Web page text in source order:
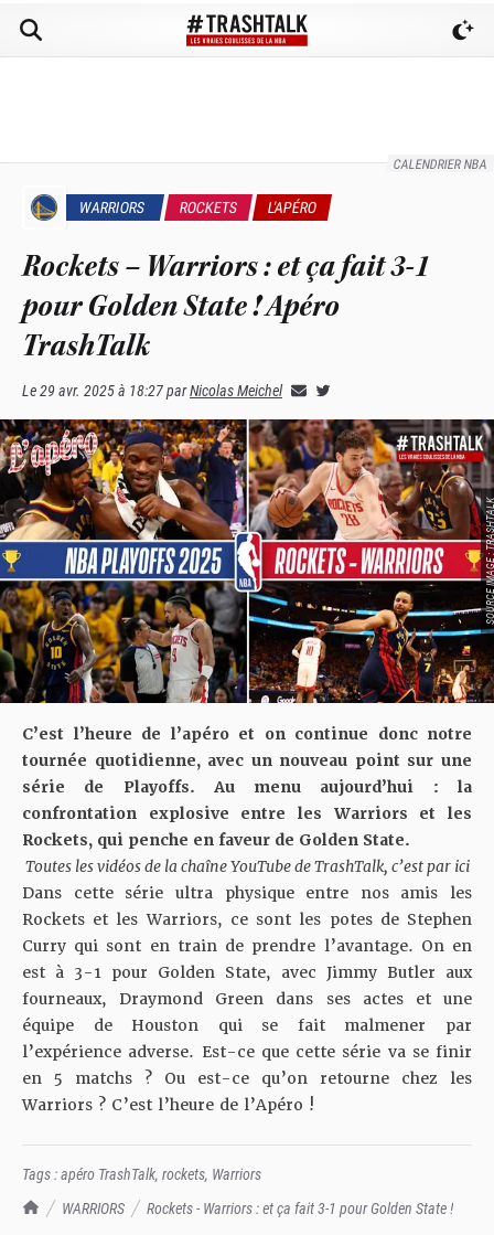
CALENDRIER NBA
TrashTalk Actu NBA
WARRIORS Rockets - Warriors : et ça fait 3-1 pour Golden State !
WARRIORS ROCKETS L'APÉRO
Rockets – Warriors : et ça fait 3-1
pour Golden State ! Apéro
TrashTalk
Le29 avr. 2025 à 18:27parNicolas Meichel
SOURCE
C’est l’heure de l’apéro et on continue donc notre
tournée quotidienne, avec un nouveau point sur une
série de Playoffs. Au menu aujourd’hui : la
confrontation explosive entre les Warriors et les
Rockets, qui penche en faveur de Golden State.
Toutes les vidéos de la chaîne YouTube de TrashTalk, c’est par ici
Dans cette série ultra physique entre nos amis les
Rockets et les Warriors, ce sont les potes de Stephen
Curry qui sont en train de prendre l’avantage. On en
est à 3-1 pour Golden State, avec Jimmy Butler aux
fourneaux, Draymond Green dans ses actes et une
équipe de Houston qui se fait malmener par
l’expérience adverse. Est-ce que cette série va se finir
en 5 matchs ? Ou est-ce qu’on retourne chez les
Warriors ? C’est l’heure de l’Apéro !
Tags :apéro TrashTalk, rockets, Warriors